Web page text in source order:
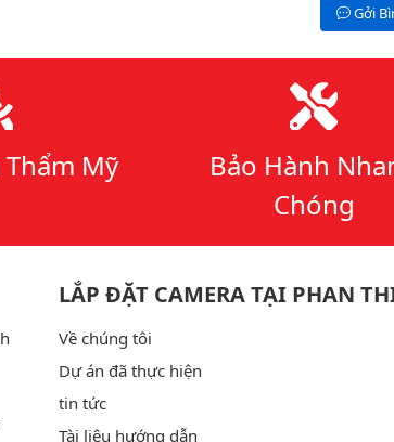
Gởi
Mỹ
Bảo Hành
Chóng
LẮP ĐẶT CAMERA TẠI PHAN
Về chúng tôi
Dự án đã thực hiện
tin tức
Tài liệu hướng dẫn